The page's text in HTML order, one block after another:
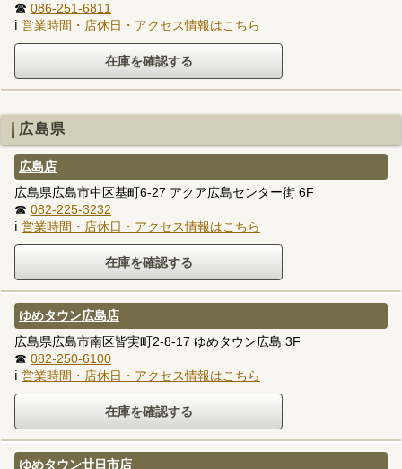
☎ 086-251-6811
ℹ 営業時間・店休日・アクセス情報はこちら
広島県
広島店
広島県広島市中区基町6-27 アクア広島センター街 6F
☎ 082-225-3232
ℹ 営業時間・店休日・アクセス情報はこちら
ゆめタウン広島店
広島県広島市南区皆実町2-8-17 ゆめタウン広島 3F
☎ 082-250-6100
ℹ 営業時間・店休日・アクセス情報はこちら
ゆめタウン廿日市店